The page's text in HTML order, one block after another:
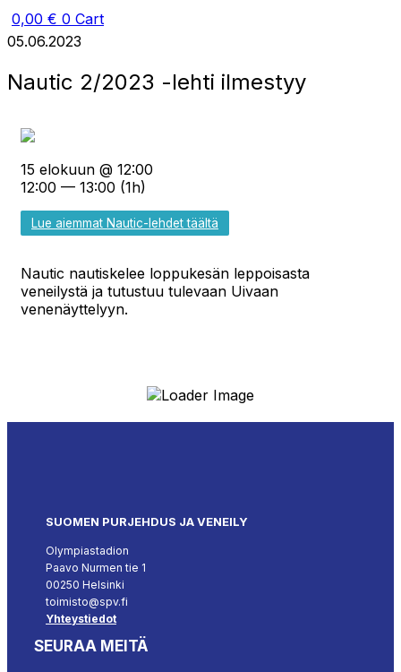
0,00 € 0 Cart
05.06.2023
Nautic 2/2023 -lehti ilmestyy
Nautic nautiskelee loppukesän leppoisasta
veneilystä ja tutustuu tulevaan Uivaan
venenäyttelyyn.
15 elokuun @ 12:00
12:00 — 13:00 (1h)
Lue aiemmat Nautic-lehdet täältä
SUOMEN PURJEHDUS JA VENEILY
Olympiastadion
Paavo Nurmen tie 1
00250 Helsinki
toimisto@spv.fi
Yhteystiedot
SEURAA MEITÄ